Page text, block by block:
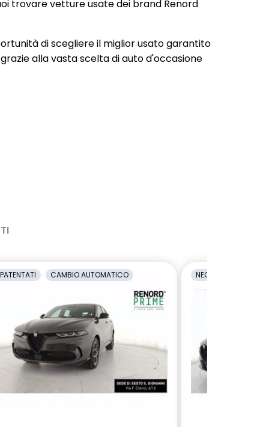
trovare vetture usate dei brand Renord
di scegliere il miglior usato garantito
alla vasta scelta di auto d'occasione
CAMBIO AUTOMATICO NEOPATENTATI